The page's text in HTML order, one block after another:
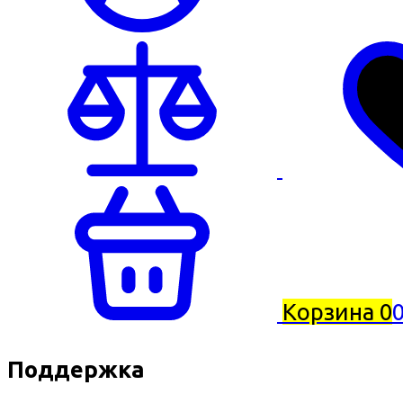
Корзина 0
Поддержка